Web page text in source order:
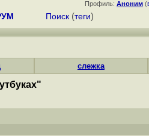
Профиль: Аноним (
Поиск (теги)
слежка